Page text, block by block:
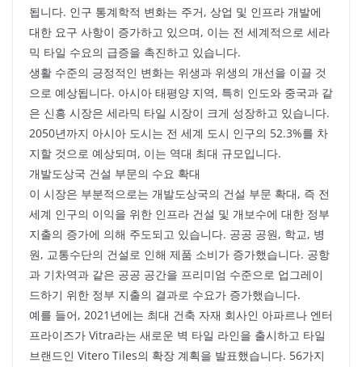
됩니다. 인구 통계학적 변화는 주거, 상업 및 인프라 개발에
대한 요구 사항이 증가하고 있으며, 이는 전 세계적으로 세라
믹 타일 수요의 급증을 촉진하고 있습니다.
생활 수준의 긍정적인 변화는 위생과 위생의 개선을 이끌 것
으로 예상됩니다. 아시아 태평양 지역, 특히 인도와 중국과 같
은 신흥 시장은 세라믹 타일 시장이 크게 성장하고 있습니다.
2050년까지 아시아 도시는 전 세계 도시 인구의 52.3%를 차
지할 것으로 예상되며, 이는 역대 최대 규모입니다.
개발도상국 건설 부문의 수요 확대
이 시장은 부분적으로는 개발도상국의 건설 부문 확대, 즉 전
세계 인구의 이익을 위한 인프라 건설 및 개보수에 대한 정부
지출의 증가에 의해 주도되고 있습니다. 공공 공원, 학교, 병
원, 교통수단의 건설로 인해 제품 소비가 증가했습니다. 공항
과 기차역과 같은 공공 공간을 프리미엄 수준으로 업그레이
드하기 위한 정부 지출의 결과로 수요가 증가했습니다.
예를 들어, 2021년에는 최대 건축 자재 회사인 아파르나 엔터
프라이즈가 Vitra라는 새로운 벽 타일 라인을 출시하고 타일
브랜드인 Vitero Tiles의 확장 계획을 발표했습니다. 56가지